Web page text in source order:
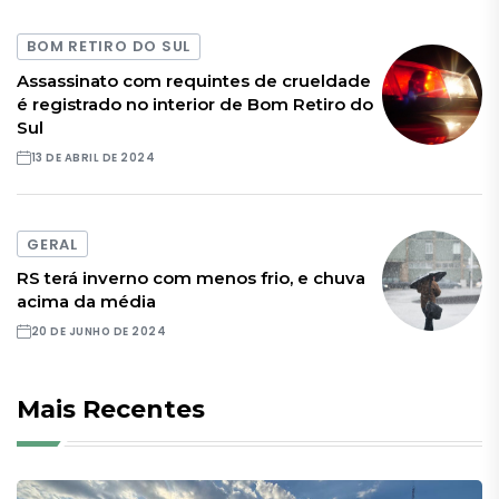
BOM RETIRO DO SUL
Assassinato com requintes de crueldade
é registrado no interior de Bom Retiro do
Sul
13 DE ABRIL DE 2024
GERAL
RS terá inverno com menos frio, e chuva
acima da média
20 DE JUNHO DE 2024
Mais Recentes